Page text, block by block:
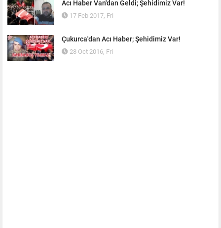
Acı Haber Van'dan Geldi; Şehidimiz Var!
17 Feb 2017, Fri
Çukurca'dan Acı Haber; Şehidimiz Var!
28 Oct 2016, Fri